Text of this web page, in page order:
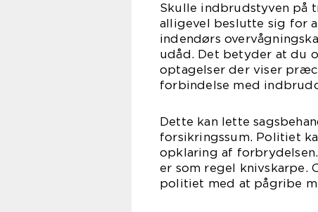
Skulle indbrudstyven på
alligevel beslutte sig for
indendørs
udåd. Det betyder at du
optagelser der viser
forbindelse med
Dette kan lette
forsikringssum. Politiet
opklaring af
er som regel knivskarpe.
politiet med at pågribe